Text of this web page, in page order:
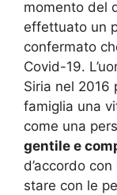
momento del
effettuato un
confermato
Covid-19.
Siria nel 2016
famiglia una
come una
gentile e
d’accordo
stare con le